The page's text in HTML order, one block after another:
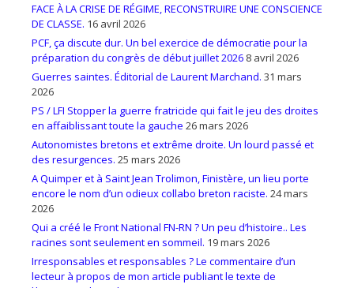
FACE À LA CRISE DE RÉGIME, RECONSTRUIRE UNE CONSCIENCE
DE CLASSE. 16 avril 2026
PCF, ça discute dur. Un bel exercice de démocratie pour la
préparation du congrès de début juillet 2026 8 avril 2026
Guerres saintes. Éditorial de Laurent Marchand. 31 mars
2026
PS / LFI Stopper la guerre fratricide qui fait le jeu des droites
en affaiblissant toute la gauche 26 mars 2026
Autonomistes bretons et extrême droite. Un lourd passé et
des resurgences. 25 mars 2026
A Quimper et à Saint Jean Trolimon, Finistère, un lieu porte
encore le nom d’un odieux collabo breton raciste. 24 mars
2026
Qui a créé le Front National FN-RN ? Un peu d’histoire.. Les
racines sont seulement en sommeil. 19 mars 2026
Irresponsables et responsables ? Le commentaire d’un
lecteur à propos de mon article publiant le texte de